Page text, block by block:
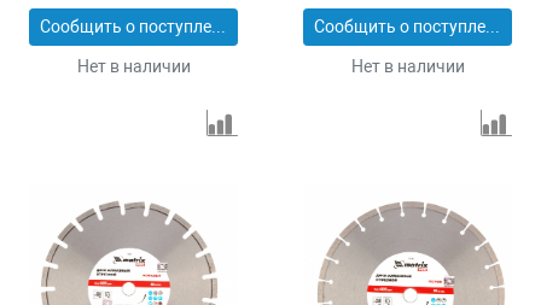
Сообщить о поступлении
Нет в наличии
Сообщить о поступлении
Нет в наличии